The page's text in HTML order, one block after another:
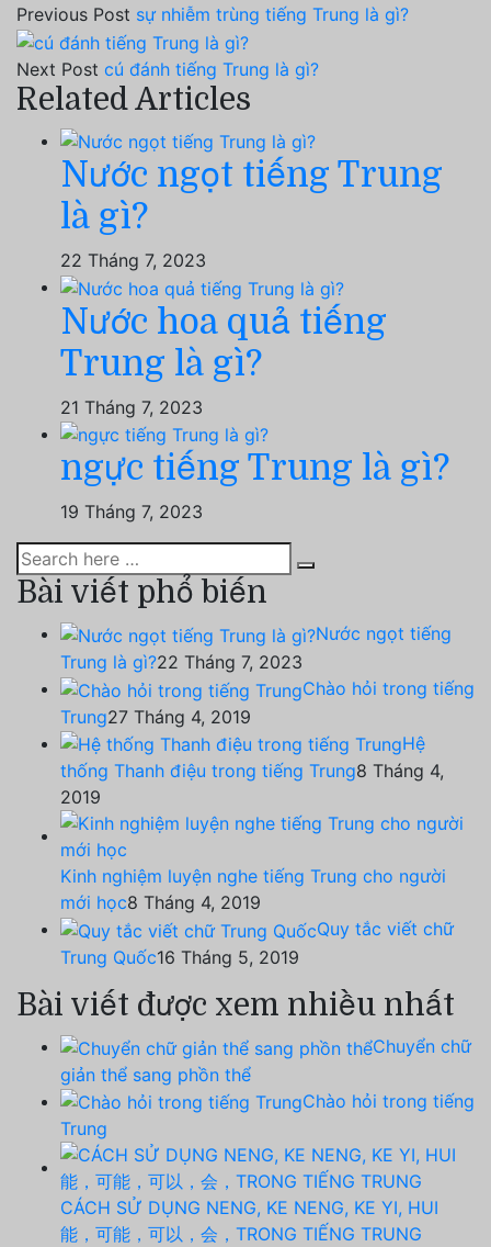
Previous Post sự nhiễm trùng tiếng Trung là gì?
Next Post cú đánh tiếng Trung là gì?
Related Articles
Nước ngọt tiếng Trung
là gì?
22 Tháng 7, 2023
Nước hoa quả tiếng
Trung là gì?
21 Tháng 7, 2023
ngực tiếng Trung là gì?
19 Tháng 7, 2023
Bài viết phổ biến
Nước ngọt tiếng
Trung là gì?22 Tháng 7, 2023
Chào hỏi trong tiếng
Trung27 Tháng 4, 2019
Hệ
thống Thanh điệu trong tiếng Trung8 Tháng 4,
2019
Kinh nghiệm luyện nghe tiếng Trung cho người
mới học8 Tháng 4, 2019
Quy tắc viết chữ
Trung Quốc16 Tháng 5, 2019
Bài viết được xem nhiều nhất
Chuyển chữ
giản thể sang phồn thể
Chào hỏi trong tiếng
Trung
CÁCH SỬ DỤNG NENG, KE NENG, KE YI, HUI
能，可能，可以，会，TRONG TIẾNG TRUNG